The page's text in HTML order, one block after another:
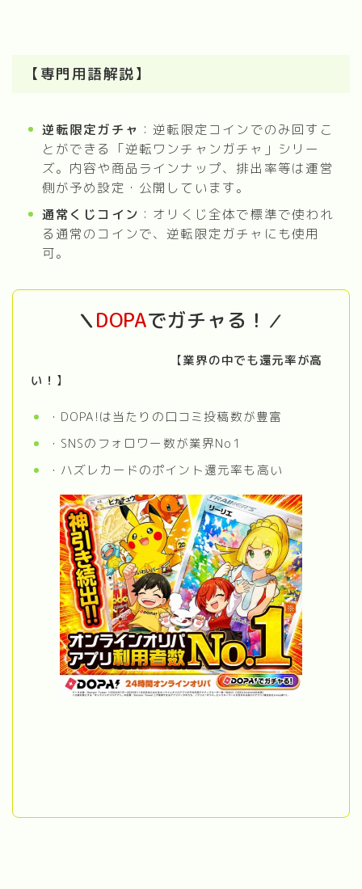
【専門用語解説】
逆転限定ガチャ ：逆転限定コインでのみ回すこ
とができる「逆転ワンチャンガチャ」シリー
ズ。内容や商品ラインナップ、排出率等は運営
側が予め設定・公開しています。
通常くじコイン ：オリくじ全体で標準で使われ
る通常のコインで、逆転限定ガチャにも使用
可。
＼DOPAでガチャる！ ／
【業界の中でも還元率が高
い！ 】
・DOPA!は当たりの口コミ投稿数が豊富
・SNSのフォロワー数が業界No1
・ハズレカードのポイント還元率も高い